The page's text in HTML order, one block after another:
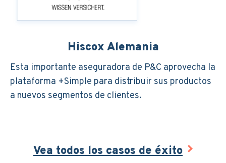
Hiscox Alemania
Esta importante aseguradora de P&C aprovecha la
plataforma +Simple para distribuir sus productos
a nuevos segmentos de clientes.
Vea todos los casos de éxito